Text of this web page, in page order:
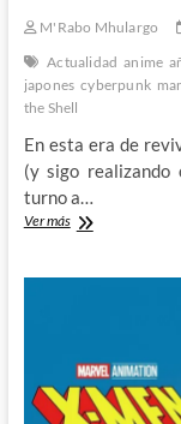
M'Rabo Mhulargo
Actualidad anime
japones cyberpunk
the Shell
En esta era de
(y sigo realizando
turno a…
Ver másThe
manga
de
Masamune